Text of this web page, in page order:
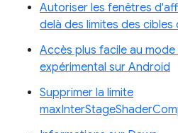
Autoriser les fenêtres
delà des limites des cibles
Accès plus facile au
expérimental sur Android
Supprimer la limite